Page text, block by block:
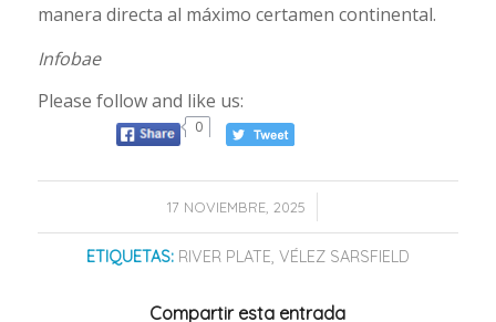
manera directa al máximo certamen continental.
Infobae
Please follow and like us:
0
17 NOVIEMBRE, 2025
/
ETIQUETAS: RIVER PLATE, VÉLEZ SARSFIELD
Compartir esta entrada